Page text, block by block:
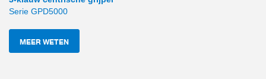
Serie GPD5000
MEER WETEN